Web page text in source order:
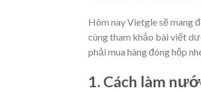
Hôm nay Vietgle sẽ mang
cùng tham khảo bài viết
phải mua hàng đóng hộp
1. Cách làm